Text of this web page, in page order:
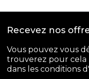
Recevez nos
Vous pouvez vous
trouverez pour cela
dans les conditions